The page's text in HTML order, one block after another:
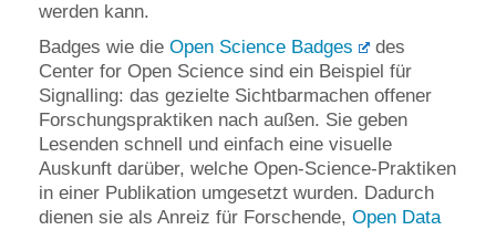
werden kann.
Badges wie die Open Science Badges
des
Center for Open Science sind ein Beispiel für
Signalling: das gezielte Sichtbarmachen offener
Forschungspraktiken nach außen. Sie geben
Lesenden schnell und einfach eine visuelle
Auskunft darüber, welche Open-Science-Praktiken
in einer Publikation umgesetzt wurden. Dadurch
dienen sie als Anreiz für Forschende, Open Data